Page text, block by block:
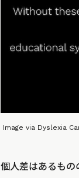
Image via Dyslexia
個人差はあるもの